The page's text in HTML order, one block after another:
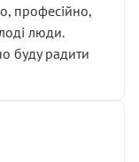
професійно,
люди.
буду радити